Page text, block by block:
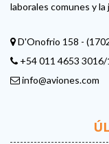
laborales comunes y
D'Onofrio 158 -
+54 011 4653 3016/
info@aviones.com